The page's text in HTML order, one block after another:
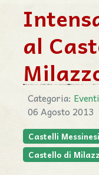
al
Categoria:
06 Agosto 2013
Castelli Messinesi
Castello di